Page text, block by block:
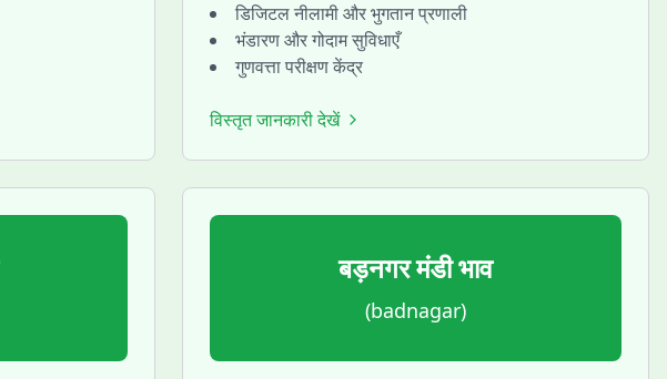
डिजिटल नीलामी और भुगतान प्रणाली
भंडारण और गोदाम सुविधाएँ
गुणवत्ता परीक्षण केंद्र
विस्तृत जानकारी देखें
बड़नगरमंडी भाव
(badnagar)